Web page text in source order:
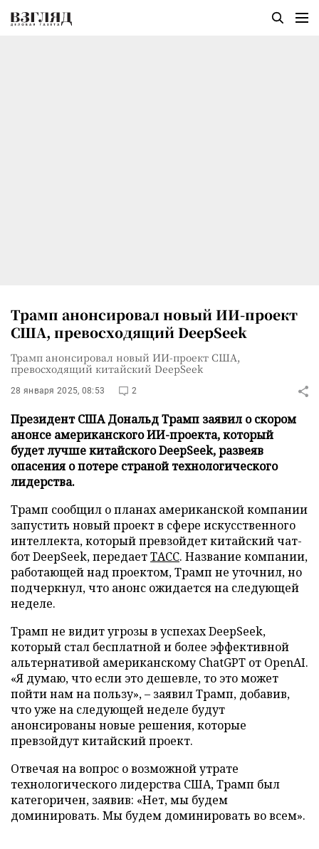
Трамп анонсировал новый ИИ-проект
США, превосходящий DeepSeek
Трамп анонсировал новый ИИ-проект США,
превосходящий китайский DeepSeek
28 января 2025, 08:53 2
Президент США Дональд Трамп заявил о скором
анонсе американского ИИ-проекта, который
будет лучше китайского DeepSeek, развеяв
опасения о потере страной технологического
лидерства.
Трамп сообщил о планах американской компании
запустить новый проект в сфере искусственного
интеллекта, который превзойдет китайский чат-
бот DeepSeek, передаетТАСС. Название компании,
работающей над проектом, Трамп не уточнил, но
подчеркнул, что анонс ожидается на следующей
неделе.
Трамп не видит угрозы в успехах DeepSeek,
который стал бесплатной и более эффективной
альтернативой американскому ChatGPT от OpenAI.
«Я думаю, что если это дешевле, то это может
пойти нам на пользу», – заявил Трамп, добавив,
что уже на следующей неделе будут
анонсированы новые решения, которые
превзойдут китайский проект.
Отвечая на вопрос о возможной утрате
технологического лидерства США, Трамп был
категоричен, заявив: «Нет, мы будем
доминировать. Мы будем доминировать во всем».